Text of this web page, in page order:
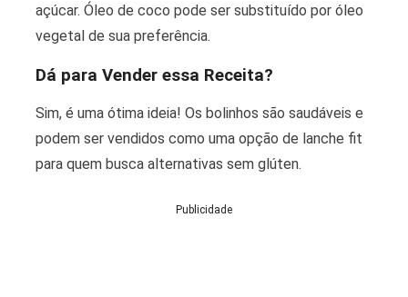
açúcar. Óleo de coco pode ser substituído por óleo
vegetal de sua preferência.
Dá para Vender essa Receita?
Sim, é uma ótima ideia! Os bolinhos são saudáveis e
podem ser vendidos como uma opção de lanche fit
para quem busca alternativas sem glúten.
Publicidade